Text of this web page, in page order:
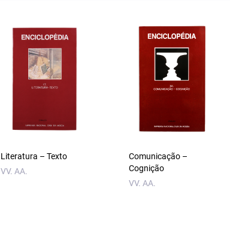
Literatura – Texto
VV. AA.
Comunicação –
Cognição
VV. AA.